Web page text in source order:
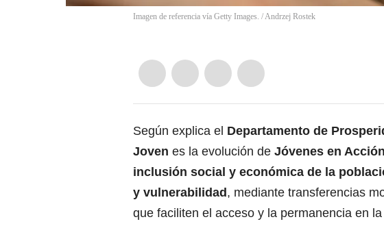
Imagen de referencia vía Getty Images. /Andrzej Rostek
Según explica el Departamento de
Joven es la evolución de Jóvenes en Acción
inclusión social y económica de la
y vulnerabilidad , mediante transferencias
que faciliten el acceso y la permanencia en